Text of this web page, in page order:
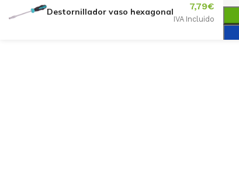
Destornillador vaso hexagonal 7,79€
IVA Incluido